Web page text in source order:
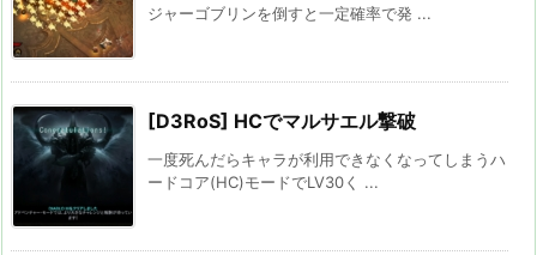
ジャーゴブリンを倒すと一定確率で発 ...
[D3RoS] HCでマルサエル撃破
一度死んだらキャラが利用できなくなってしまうハ
ードコア(HC)モードでLV30く ...